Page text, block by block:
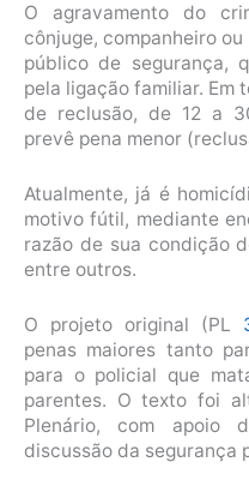
O agravamento do
cônjuge, companheiro
público de segurança,
pela ligação familiar. Em
de reclusão, de 12 a
prevê pena menor
Atualmente, já é
motivo fútil, mediante
razão de sua condição
entre outros.
O projeto original (PL
penas maiores tanto
para o policial que
parentes. O texto foi
Plenário, com apoio
discussão da segurança